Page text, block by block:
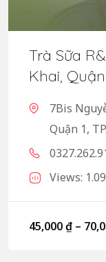
Trà Sữa
Khai, Quận
7Bis
Quận 1,
Views:
45,000₫ –